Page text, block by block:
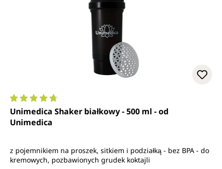
Średnia ocena 4.7 z 5 gwiazdek
Unimedica Shaker białkowy - 500 ml - od
Unimedica
z pojemnikiem na proszek, sitkiem i podziałką - bez BPA - do
kremowych, pozbawionych grudek koktajli